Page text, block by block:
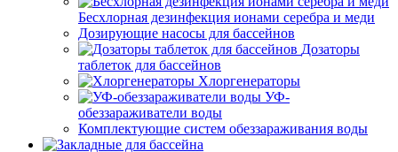
Беcхлорная дезинфекция ионами серебра и меди
Дозирующие насосы для бассейнов
Дозаторы
таблеток для бассейнов
Хлоргенераторы
УФ-
обеззараживатели воды
Комплектующие систем обеззараживания воды